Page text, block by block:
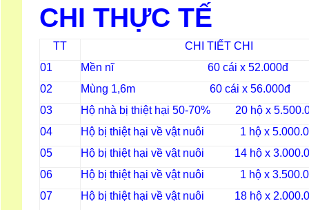
CHI THỰC TẾ
TT CHI TIẾT CHI
01 Mền nĩ 60 cái x 52.000đ
02 Mùng 1,6m 60 cái x 56.000đ
03 Hộ nhà bị thiệt hại 50-70% 20 hộ x
04 Hộ bị thiệt hại về vật nuôi 1 hộ x
05 Hộ bị thiệt hại về vật nuôi 14 hộ x
06 Hộ bị thiệt hại về vật nuôi 1 hộ x
07 Hộ bị thiệt hại về vật nuôi 18 hộ x